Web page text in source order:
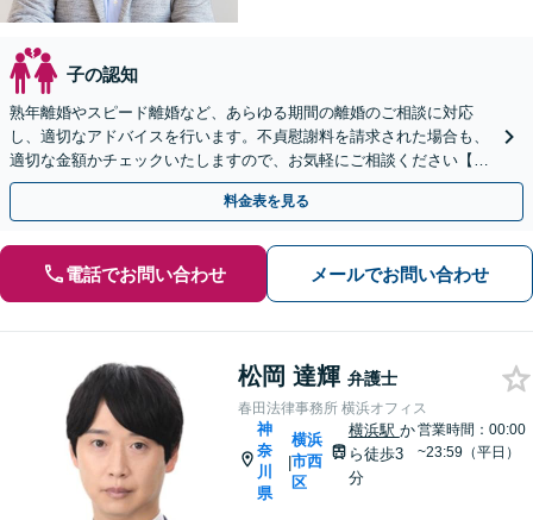
子の認知
熟年離婚やスピード離婚など、あらゆる期間の離婚のご相談に対応
し、適切なアドバイスを行います。不貞慰謝料を請求された場合も、
適切な金額かチェックいたしますので、お気軽にご相談ください【完
全個室】【土日祝日面談可】
料金表を見る
電話でお問い合わせ メールでお問い合わせ
松岡 達輝 弁護士
春田法律事務所 横浜オフィス
神
奈
川
県
|
横浜
市西
区
横浜駅 か
ら徒歩3
分
営業時間：00:00
~23:59（平日）